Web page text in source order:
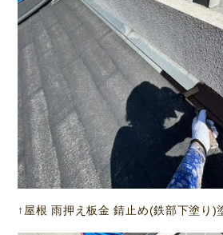
↑屋根 雨押え板金 錆止め(鉄部下塗り)